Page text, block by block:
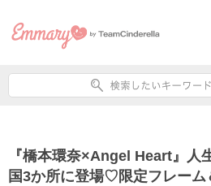
『橋本環奈×Angel Heart』人
国3か所に登場♡限定フレーム